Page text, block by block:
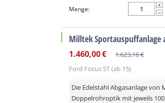
Menge:
+
−
versandkostenfrei
Milltek Sportauspuffanlage
1.460,00€ 1.623,16€
Ford Focus ST (ab 15)
Die Edelstahl Abgasanlage
Doppelrohroptik mit jeweils